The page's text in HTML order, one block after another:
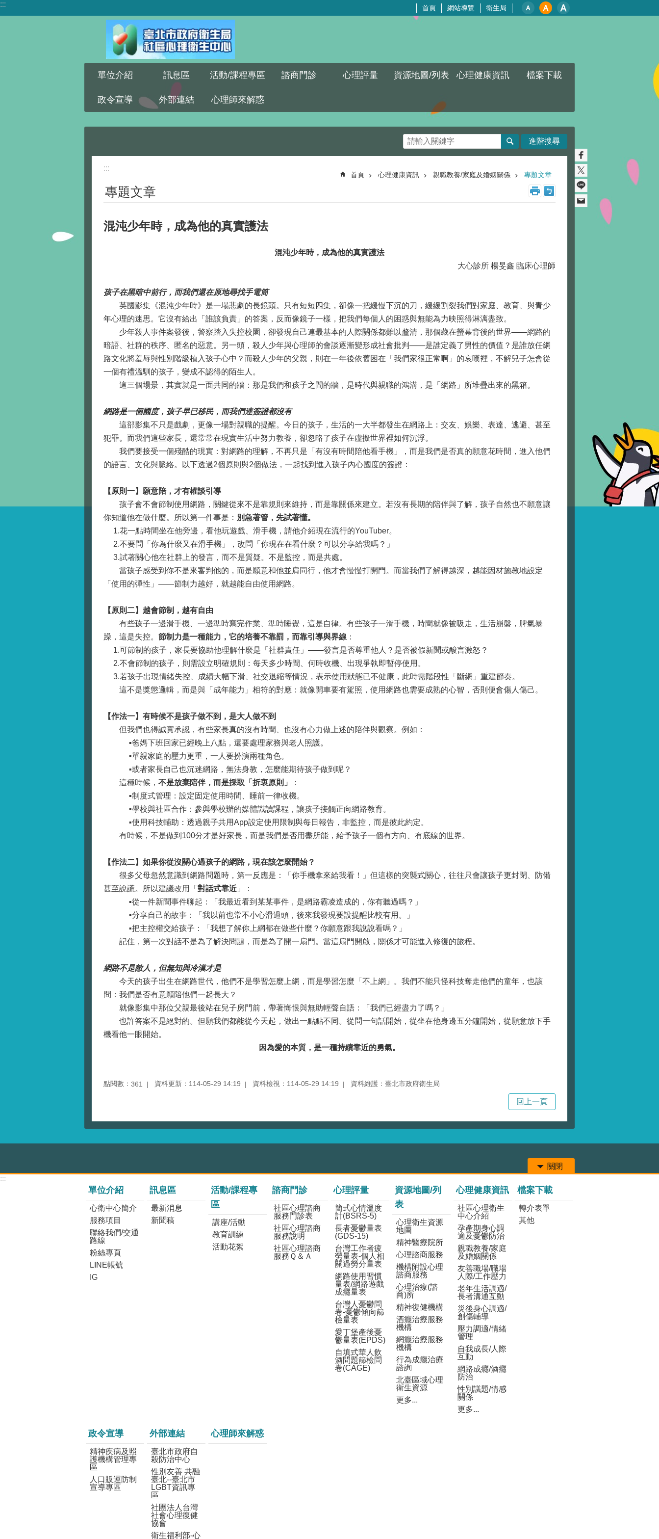
跳到主要內容區塊
::: 首頁 網站導覽 衛生局
單位介紹 訊息區 活動/課程專區 諮商門診 心理評量 資源地圖/列表 心理健康資訊 檔案下載
政令宣導 外部連結 心理師來解惑
進階搜尋
:::
首頁 心理健康資訊 親職教養/家庭及婚姻關係 專題文章
專題文章
混沌少年時，成為他的真實護法
混沌少年時，成為他的真實護法
大心診所 楊旻鑫 臨床心理師
孩子在黑暗中前行，而我們還在原地尋找手電筒
英國影集《混沌少年時》是一場悲劇的長鏡頭。只有短短四集，卻像一把緩慢下沉的刀，緩緩割裂我們對家庭、教育、與青少
年心理的迷思。它沒有給出「誰該負責」的答案，反而像鏡子一樣，把我們每個人的困惑與無能為力映照得淋漓盡致。
少年殺人事件案發後，警察踏入失控校園，卻發現自己連最基本的人際關係都難以釐清，那個藏在螢幕背後的世界——網路的
暗語、社群的秩序、匿名的惡意。另一頭，殺人少年與心理師的會談逐漸變形成社會批判——是誰定義了男性的價值？是誰放任網
路文化將羞辱與性別階級植入孩子心中？而殺人少年的父親，則在一年後依舊困在「我們家很正常啊」的哀嘆裡，不解兒子怎會從
一個有禮溫馴的孩子，變成不認得的陌生人。
這三個場景，其實就是一面共同的牆：那是我們和孩子之間的牆，是時代與親職的鴻溝，是「網路」所堆疊出來的黑箱。
網路是一個國度，孩子早已移民，而我們連簽證都沒有
這部影集不只是戲劇，更像一場對親職的提醒。今日的孩子，生活的一大半都發生在網路上：交友、娛樂、表達、逃避、甚至
犯罪。而我們這些家長，還常常在現實生活中努力教養，卻忽略了孩子在虛擬世界裡如何沉浮。
我們要接受一個殘酷的現實：對網路的理解，不再只是「有沒有時間陪他看手機」，而是我們是否真的願意花時間，進入他們
的語言、文化與脈絡。以下透過2個原則與2個做法，一起找到進入孩子內心國度的簽證：
【原則一】願意陪，才有權談引導
孩子會不會節制使用網路，關鍵從來不是靠規則來維持，而是靠關係來建立。若沒有長期的陪伴與了解，孩子自然也不願意讓
你知道他在做什麼。所以第一件事是： 別急著管，先試著懂。
1.花一點時間坐在他旁邊，看他玩遊戲、滑手機，請他介紹現在流行的YouTuber。
2.不要問「你為什麼又在滑手機」，改問「你現在在看什麼？可以分享給我嗎？」
3.試著關心他在社群上的發言，而不是質疑。不是監控，而是共處。
當孩子感受到你不是來審判他的，而是願意和他並肩同行，他才會慢慢打開門。而當我們了解得越深，越能因材施教地設定
「使用的彈性」——節制力越好，就越能自由使用網路。
【原則二】越會節制，越有自由
有些孩子一邊滑手機、一邊準時寫完作業、準時睡覺，這是自律。有些孩子一滑手機，時間就像被吸走，生活崩盤，脾氣暴
躁，這是失控。 節制力是一種能力，它的培養不靠罰，而靠引導與界線 ：
1.可節制的孩子，家長要協助他理解什麼是「社群責任」——發言是否尊重他人？是否被假新聞或酸言激怒？
2.不會節制的孩子，則需設立明確規則：每天多少時間、何時收機、出現爭執即暫停使用。
3.若孩子出現情緒失控、成績大幅下滑、社交退縮等情況，表示使用狀態已不健康，此時需階段性「斷網」重建節奏。
這不是獎懲邏輯，而是與「成年能力」相符的對應：就像開車要有駕照，使用網路也需要成熟的心智，否則便會傷人傷己。
【作法一】有時候不是孩子做不到，是大人做不到
但我們也得誠實承認，有些家長真的沒有時間、也沒有心力做上述的陪伴與觀察。例如：
▪️爸媽下班回家已經晚上八點，還要處理家務與老人照護。
▪️單親家庭的壓力更重，一人要扮演兩種角色。
▪️或者家長自己也沉迷網路，無法身教，怎麼能期待孩子做到呢？
這種時候， 不是放棄陪伴，而是採取「折衷原則」
：
▪️制度式管理：設定固定使用時間、睡前一律收機。
▪️學校與社區合作：參與學校辦的媒體識讀課程，讓孩子接觸正向網路教育。
▪️使用科技輔助：透過親子共用App設定使用限制與每日報告，非監控，而是彼此約定。
有時候，不是做到100分才是好家長，而是我們是否用盡所能，給予孩子一個有方向、有底線的世界。
【作法二】如果你從沒關心過孩子的網路，現在該怎麼開始？
很多父母忽然意識到網路問題時，第一反應是：「你手機拿來給我看！」但這樣的突襲式關心，往往只會讓孩子更封閉、防備
甚至說謊。所以建議改用「 對話式靠近 」：
▪️從一件新聞事件聊起：「我最近看到某某事件，是網路霸凌造成的，你有聽過嗎？」
▪️分享自己的故事：「我以前也常不小心滑過頭，後來我發現要設提醒比較有用。」
▪️把主控權交給孩子：「我想了解你上網都在做些什麼？你願意跟我說說看嗎？」
記住，第一次對話不是為了解決問題，而是為了開一扇門。當這扇門開啟，關係才可能進入修復的旅程。
網路不是敵人，但無知與冷漠才是
今天的孩子出生在網路世代，他們不是學習怎麼上網，而是學習怎麼「不上網」。我們不能只怪科技奪走他們的童年，也該
問：我們是否有意願陪他們一起長大？
就像影集中那位父親最後站在兒子房門前，帶著悔恨與無助輕聲自語：「我們已經盡力了嗎？」
也許答案不是絕對的。但願我們都能從今天起，做出一點點不同。從問一句話開始，從坐在他身邊五分鐘開始，從願意放下手
機看他一眼開始。
因為愛的本質，是一種持續靠近的勇氣。
點閱數： 361 資料更新：114-05-29 14:19 資料檢視：114-05-29 14:19 資料維護：臺北市政府衛生局
回上一頁
關閉
:::
單位介紹
心衛中心簡介
服務項目
聯絡我們/交通
路線
粉絲專頁
LINE帳號
IG
訊息區
最新消息
新聞稿
活動/課程專
區
講座/活動
教育訓練
活動花絮
諮商門診
社區心理諮商
服務門診表
社區心理諮商
服務說明
社區心理諮商
服務Ｑ＆Ａ
心理評量
簡式心情溫度
計(BSRS-5)
長者憂鬱量表
(GDS-15)
台灣工作者疲
勞量表-個人相
關過勞分量表
網路使用習慣
量表/網路遊戲
成癮量表
台灣人憂鬱問
卷-憂鬱傾向篩
檢量表
愛丁堡產後憂
鬱量表(EPDS)
自填式華人飲
酒問題篩檢問
卷(CAGE)
資源地圖/列
表
心理衛生資源
地圖
精神醫療院所
心理諮商服務
機構附設心理
諮商服務
心理治療(諮
商)所
精神復健機構
酒癮治療服務
機構
網癮治療服務
機構
行為成癮治療
諮詢
北臺區域心理
衛生資源
更多...
心理健康資訊
社區心理衛生
中心介紹
孕產期身心調
適及憂鬱防治
親職教養/家庭
及婚姻關係
友善職場/職場
人際/工作壓力
老年生活調適/
長者溝通互動
災後身心調適/
創傷輔導
壓力調適/情緒
管理
自我成長/人際
互動
網路成癮/酒癮
防治
性別議題/情感
關係
更多...
檔案下載
轉介表單
其他
政令宣導
精神疾病及照
護機構管理專
區
人口販運防制
宣導專區
外部連結
臺北市政府自
殺防治中心
性別友善 共融
臺北--臺北市
LGBT資訊專
區
社團法人台灣
社會心理復健
協會
衛生福利部-心
心理師來解惑